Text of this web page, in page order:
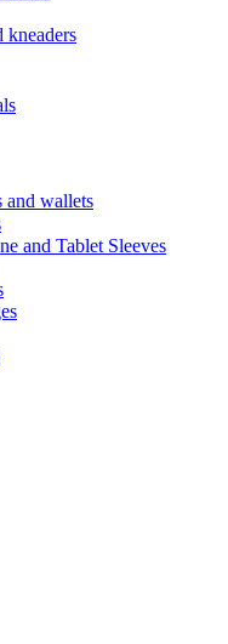
kneaders
and wallets
and Tablet Sleeves